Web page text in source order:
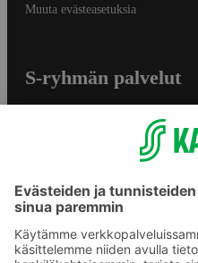
Muuta evästeasetuksia
S-ryhmän palvelut
S-ostoslista -sovellus
Prisma.fi
Sokos.fi
S-Pankki